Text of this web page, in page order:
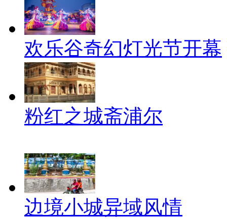
欢乐谷奇幻灯光节开幕
粉红之城斋浦尔
边境小城异域风情